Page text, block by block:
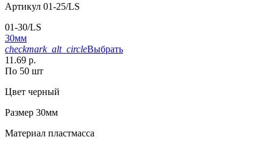
Артикул 01-25/LS
01-30/LS
30мм
checkmark_alt_circleВыбрать
11.69 р.
По 50 шт
Цвет черный
Размер 30мм
Материал пластмасса